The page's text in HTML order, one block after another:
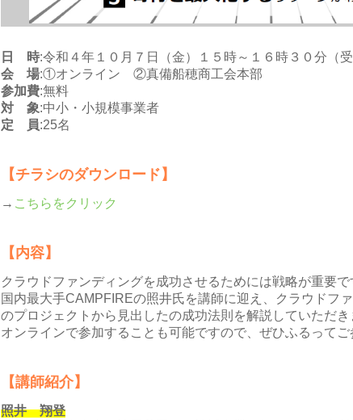
日 時:令和４年１０月７日（金）１５時～１６時３０分（
会 場:①オンライン ②真備船穂商工会本部
参加費:無料
対 象:中小・小規模事業者
定 員:25名
【チラシのダウンロード】
→ こちらをクリック
【内容】
クラウドファンディングを成功させるためには戦略が重要で
国内最大手CAMPFIREの照井氏を講師に迎え、クラウドフ
のプロジェクトから見出したの成功法則を解説していただき
オンラインで参加することも可能ですので、ぜひふるって
【講師紹介】
照井 翔登